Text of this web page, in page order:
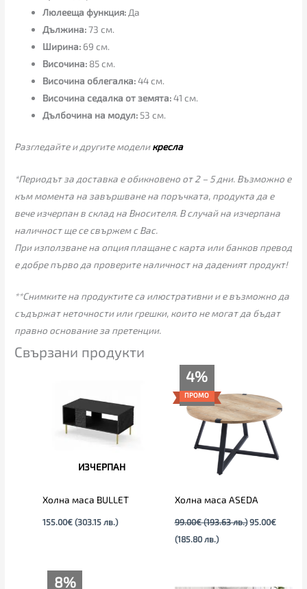
Люлееща функция: Да
Дължина:73 см.
Ширина: 69 см.
Височина: 85 см.
Височина облегалка:44 см.
Височина седалка от земята:41 см.
Дълбочина на модул: 53 см.
Разгледайте и другите моделикресла
*Периодът за доставка е обикновено от 2 – 5 дни. Възможно е
към момента на завършване на поръчката, продукта да е
вече изчерпан в склад на Вносителя. В случай на изчерпана
наличност ще се свържем с Вас.
При използване на опция плащане с карта или банков превод
е добре първо да проверите наличност на даденият продукт!
**Снимките на продуктите са илюстративни и е възможно да
съдържат неточности или грешки, които не могат да бъдат
правно основание за претенции.
Свързани продукти
ИЗЧЕРПАН
Холна маса BULLET
155.00€ (303.15 лв.)
4%
ПРОМО
Холна маса ASEDA
99.00€ (193.63 лв.)
99.00€
(193.63
лв.).
95.00€
(185.80 лв.)
е:
95.00€
(185.80
лв.).
8%